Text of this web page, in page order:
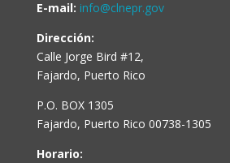
E-mail: info@clnepr.gov
Dirección:
Calle Jorge Bird #12,
Fajardo, Puerto Rico
P.O. BOX 1305
Fajardo, Puerto Rico 00738-1305
Horario: